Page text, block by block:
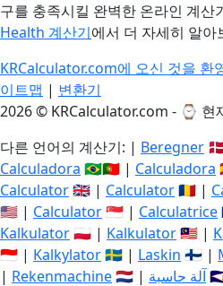
구를 충족시킬 완벽한 온라인 계산
Health 계산기에서 더 자세히 알아
KRCalculator.com에 오신 것을 환
이트맵 | 변환기
2026 © KRCalculator.com - ⌚ 현
다른 언어의 계산기: | Beregner
Calculadora 🇧🇷🇵🇹 | Calculadora
Calculator🇬🇧 | Calculator🇷🇴 |
🇺🇸 | Calculator🇸🇬 | Calculatrice
Kalkulator🇵🇱 | Kalkulator🇲🇾 |
🇮🇩 | Kalkylator🇸🇪 | Laskin 🇫🇮 |
| Rekenmachine🇳🇱 | آلة حاسبة